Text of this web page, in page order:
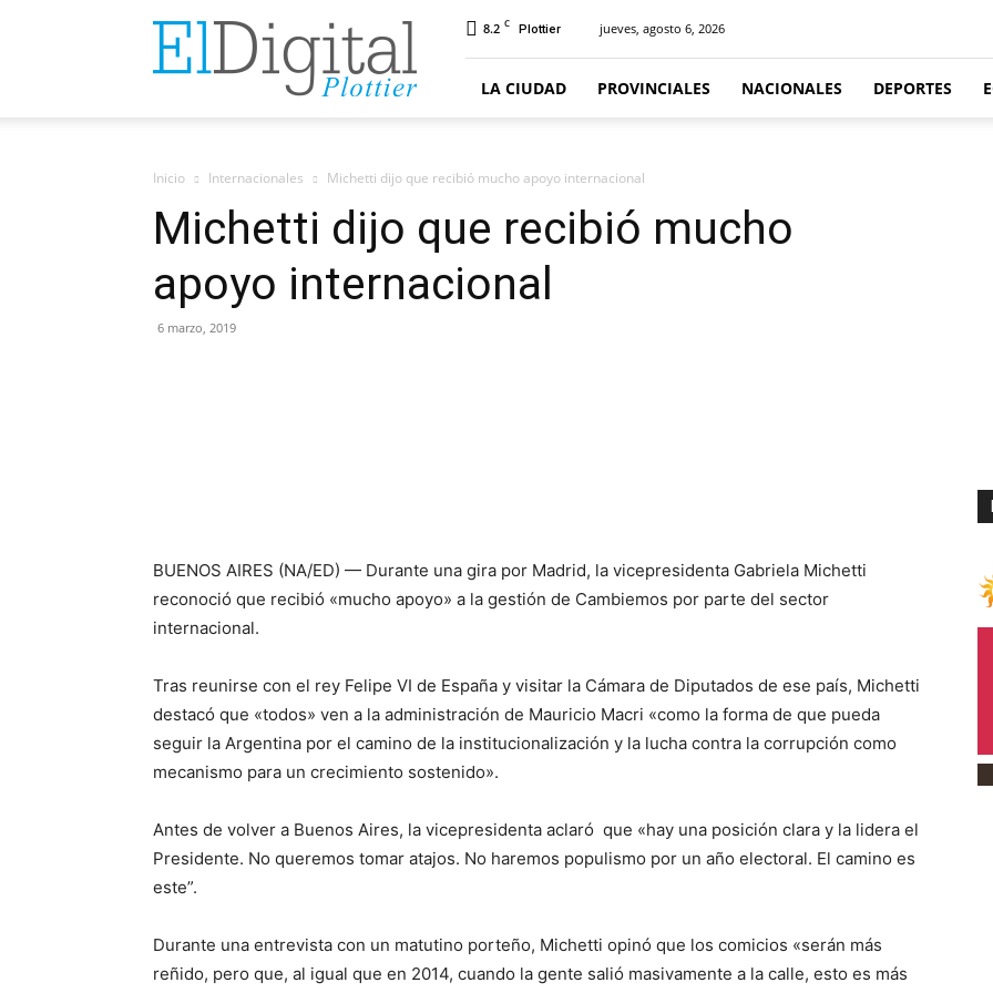
ElDigitalPlottier
8.2 C Plottier jueves, agosto 6, 2026
LA CIUDAD PROVINCIALES NACIONALES DEPORTES
Inicio Internacionales Michetti dijo que recibió mucho apoyo internacional
Michetti dijo que recibió mucho
apoyo internacional
6 marzo, 2019
BUENOS AIRES (NA/ED) — Durante una gira por Madrid, la vicepresidenta Gabriela Michetti
reconoció que recibió «mucho apoyo» a la gestión de Cambiemos por parte del sector
internacional.
Tras reunirse con el rey Felipe VI de España y visitar la Cámara de Diputados de ese país, Michetti
destacó que «todos» ven a la administración de Mauricio Macri «como la forma de que pueda
seguir la Argentina por el camino de la institucionalización y la lucha contra la corrupción como
mecanismo para un crecimiento sostenido».
Antes de volver a Buenos Aires, la vicepresidenta aclaró que «hay una posición clara y la lidera el
Presidente. No queremos tomar atajos. No haremos populismo por un año electoral. El camino es
este”.
Durante una entrevista con un matutino porteño, Michetti opinó que los comicios «serán más
reñido, pero que, al igual que en 2014, cuando la gente salió masivamente a la calle, esto es más